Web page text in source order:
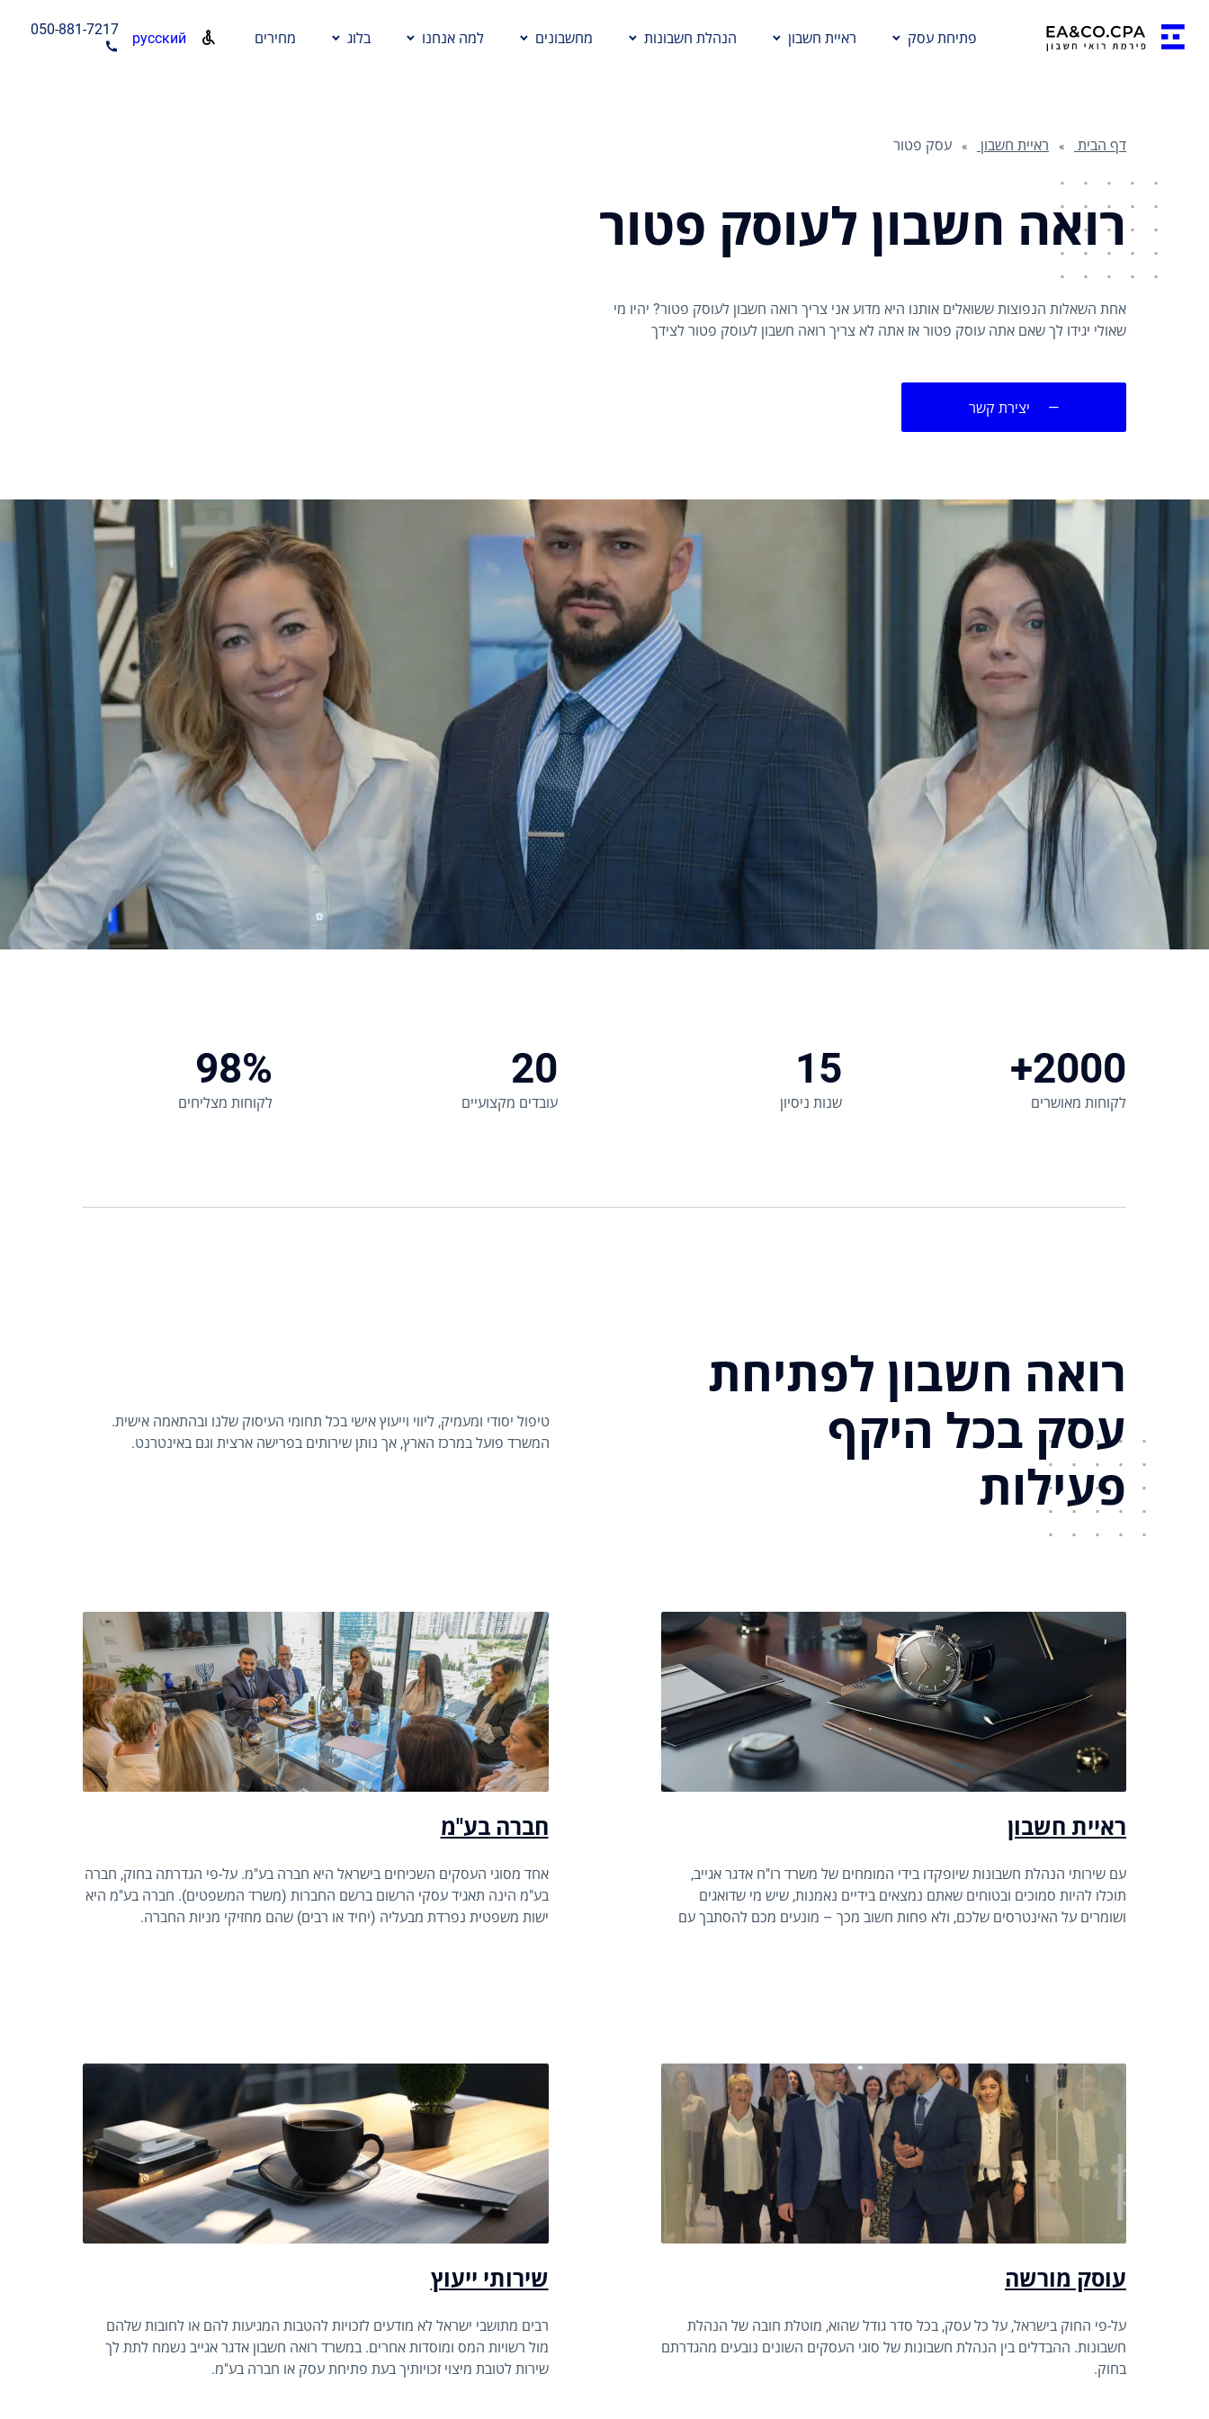
פתיחת עסק ראיית חשבון הנהלת חשבונות מחשבונים למה אנחנו בלוג מחירים русский
050-881-7217
דף הבית ראיית חשבון עסק פטור
רואה חשבון לעוסק פטור
אחת השאלות הנפוצות ששואלים אותנו היא מדוע אני צריך רואה חשבון לעוסק פטור? יהיו מי
שאולי יגידו לך שאם אתה עוסק פטור אז אתה לא צריך רואה חשבון לעוסק פטור לצידך
— יצירת קשר
2000+
לקוחות מאושרים
15
שנות ניסיון
20
עובדים מקצועיים
98%
לקוחות מצליחים
רואה חשבון לפתיחת
עסק בכל היקף
פעילות
טיפול יסודי ומעמיק, ליווי וייעוץ אישי בכל תחומי העיסוק שלנו ובהתאמה אישית.
המשרד פועל במרכז הארץ, אך נותן שירותים בפרישה ארצית וגם באינטרנט.
ראיית חשבון
עם שירותי הנהלת חשבונות שיופקדו בידי המומחים של משרד רו"ח אדגר אגייב,
תוכלו להיות סמוכים ובטוחים שאתם נמצאים בידיים נאמנות, שיש מי שדואגים
ושומרים על האינטרסים שלכם, ולא פחות חשוב מכך – מונעים מכם להסתבך עם
חברה בע"מ
אחד מסוגי העסקים השכיחים בישראל היא חברה בע"מ. על-פי הגדרתה בחוק, חברה
בע"מ הינה תאגיד עסקי הרשום ברשם החברות (משרד המשפטים). חברה בע"מ היא
ישות משפטית נפרדת מבעליה (יחיד או רבים) שהם מחזיקי מניות החברה.
עוסק מורשה
על-פי החוק בישראל, על כל עסק, בכל סדר גודל שהוא, מוטלת חובה של הנהלת
חשבונות. ההבדלים בין הנהלת חשבונות של סוגי העסקים השונים נובעים מהגדרתם
בחוק.
שירותי ייעוץ
רבים מתושבי ישראל לא מודעים לזכויות להטבות המגיעות להם או לחובות שלהם
מול רשויות המס ומוסדות אחרים. במשרד רואה חשבון אדגר אגייב נשמח לתת לך
שירות לטובת מיצוי זכויותיך בעת פתיחת עסק או חברה בע"מ.